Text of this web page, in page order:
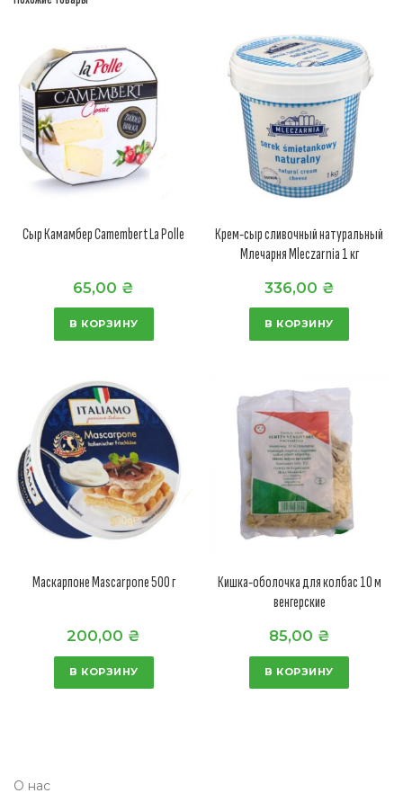
Сыр Камамбер Camembert La Polle
65,00 ₴
В КОРЗИНУ
Крем-сыр сливочный натуральный
Млечарня Mleczarnia 1 кг
336,00 ₴
В КОРЗИНУ
Маскарпоне Mascarpone 500 г
200,00 ₴
В КОРЗИНУ
Кишка-оболочка для колбас 10 м
венгерские
85,00 ₴
В КОРЗИНУ
О нас